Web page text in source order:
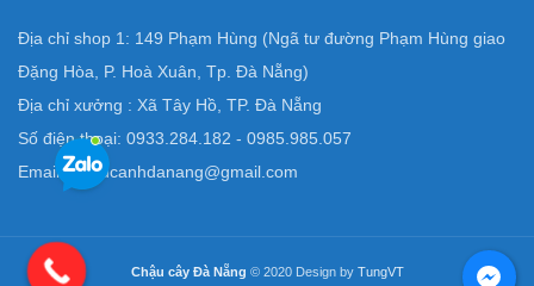
Địa chỉ shop 1: 149 Phạm Hùng (Ngã tư đường Phạm Hùng giao
Đặng Hòa, P. Hoà Xuân, Tp. Đà Nẵng)
Địa chỉ xưởng : Xã Tây Hồ, TP. Đà Nẵng
Số điện thoại: 0933.284.182 - 0985.985.057
Email: Chaucanhdanang@gmail.com
Chậu cây Đà Nẵng © 2020 Design by TungVT